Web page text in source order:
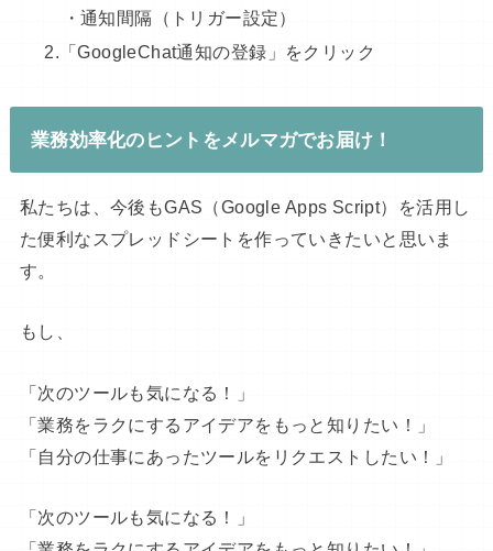
・通知間隔（トリガー設定）
2.「GoogleChat通知の登録」をクリック
業務効率化のヒントをメルマガでお届け！
私たちは、今後もGAS（Google Apps Script）を活用し
た便利なスプレッドシートを作っていきたいと思いま
す。
もし、
「次のツールも気になる！」
「業務をラクにするアイデアをもっと知りたい！」
「自分の仕事にあったツールをリクエストしたい！」
「次のツールも気になる！」